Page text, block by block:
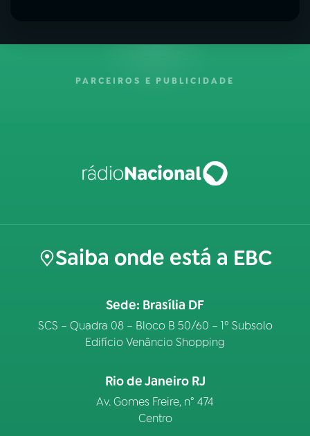
PARCEIROS E PUBLICIDADE
Saiba onde está a EBC
Sede: Brasília DF
SCS – Quadra 08 – Bloco B 50/60 – 1º Subsolo
Edifício Venâncio Shopping
Rio de Janeiro RJ
Av. Gomes Freire, n° 474
Centro